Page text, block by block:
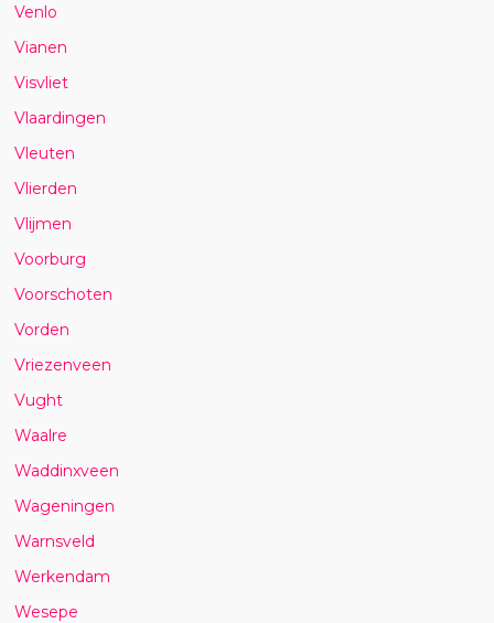
Venlo
Vianen
Visvliet
Vlaardingen
Vleuten
Vlierden
Vlijmen
Voorburg
Voorschoten
Vorden
Vriezenveen
Vught
Waalre
Waddinxveen
Wageningen
Warnsveld
Werkendam
Wesepe